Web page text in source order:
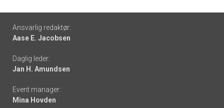
Footer
-
links
Ansvarlig redaktør:
Aase E. Jacobsen
Daglig leder:
Jan H. Amundsen
Event manager:
Mina Hovden